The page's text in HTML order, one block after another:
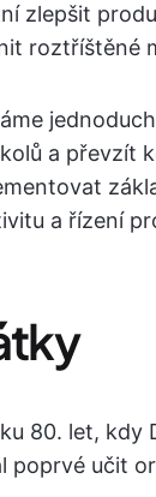
zlepšit
roztříštěné
a převzít
a řízení
80. let, kdy
učit